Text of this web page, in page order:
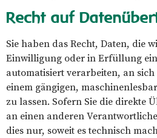
Recht auf
Sie haben das Recht, Daten, die
Einwilligung oder in Erfüllung
automatisiert verarbeiten, an
einem gängigen,
zu lassen. Sofern Sie die direkte
an einen anderen
dies nur, soweit es technisch